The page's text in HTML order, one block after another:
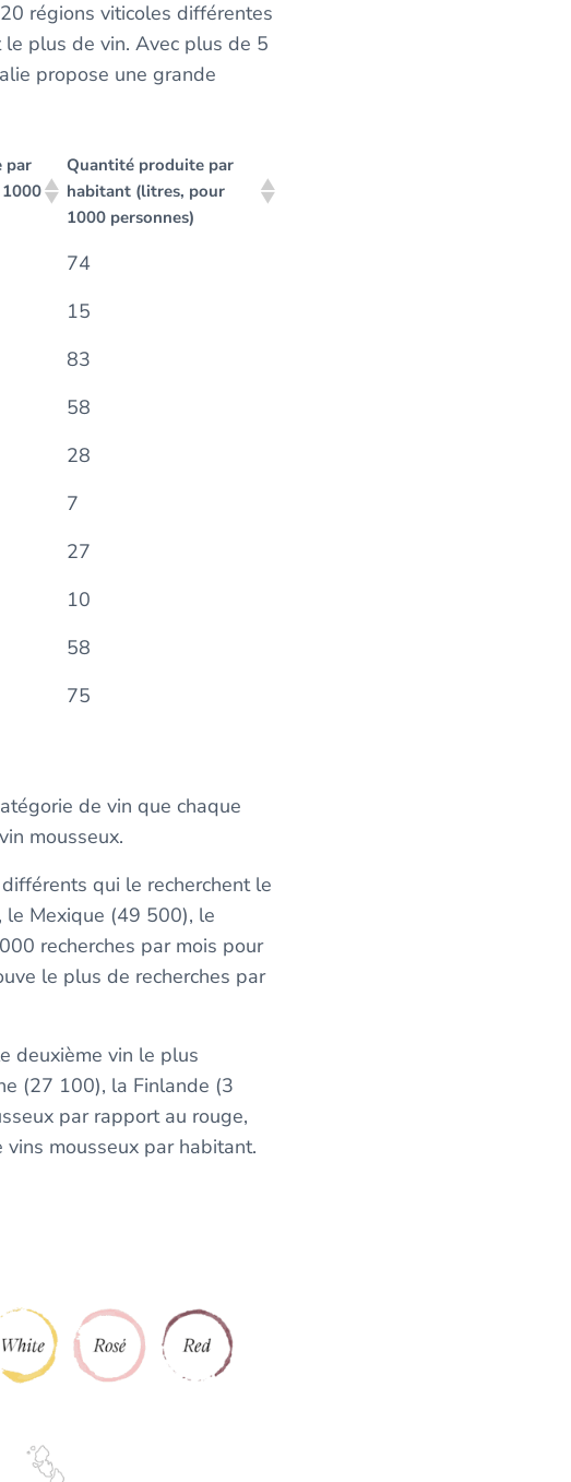
régions viticoles différentes
plus de vin. Avec plus de 5
propose une grande
par
Quantité produite par
habitant (litres, pour
1000 personnes)
74
15
83
58
28
7
27
10
58
75
de vin que chaque
mousseux.
qui le recherchent le
le Mexique (49 500), le
recherches par mois pour
le plus de recherches par
deuxième vin le plus
(27 100), la Finlande (3
par rapport au rouge,
mousseux par habitant.